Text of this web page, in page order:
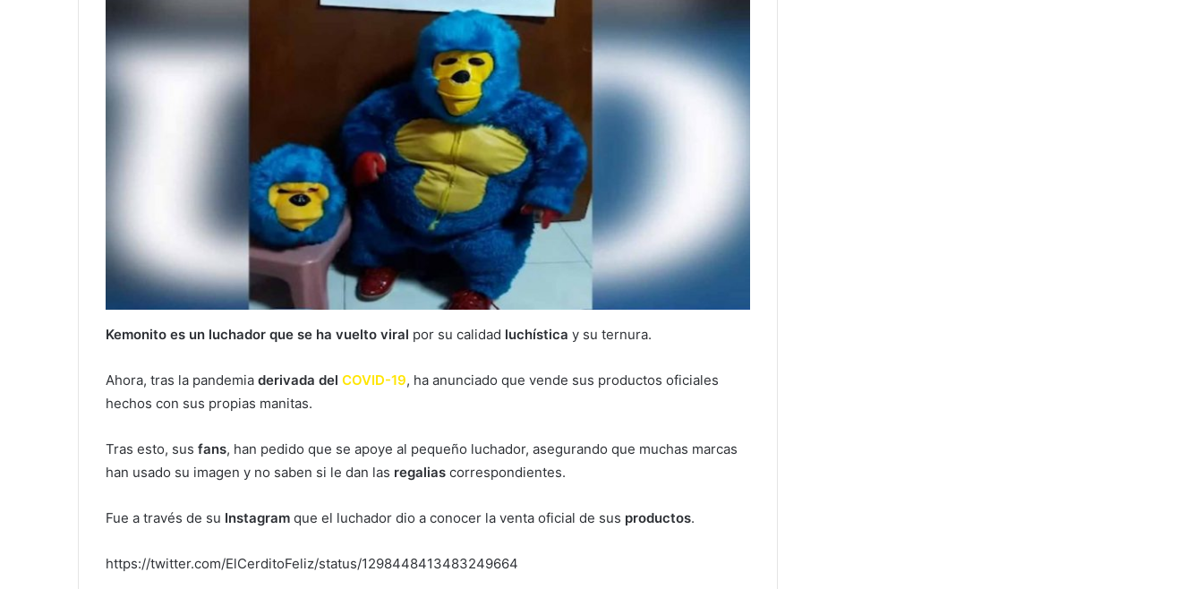
Kemonito es un luchador que se ha vuelto viral por su calidad luchística y su ternura.
Ahora, tras la pandemia derivada del COVID-19, ha anunciado que vende sus productos oficiales
hechos con sus propias manitas.
Tras esto, sus fans, han pedido que se apoye al pequeño luchador, asegurando que muchas marcas
han usado su imagen y no saben si le dan las regalias correspondientes.
Fue a través de su Instagram que el luchador dio a conocer la venta oficial de sus productos.
https://twitter.com/ElCerditoFeliz/status/1298448413483249664